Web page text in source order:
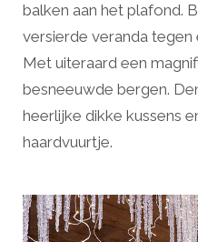
balken aan het plafond.
versierde veranda tegen
Met uiteraard een
besneeuwde bergen.
heerlijke dikke kussens
haardvuurtje.